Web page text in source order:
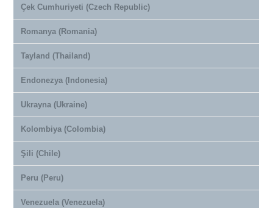
Çek Cumhuriyeti (Czech Republic)
Romanya (Romania)
Tayland (Thailand)
Endonezya (Indonesia)
Ukrayna (Ukraine)
Kolombiya (Colombia)
Şili (Chile)
Peru (Peru)
Venezuela (Venezuela)